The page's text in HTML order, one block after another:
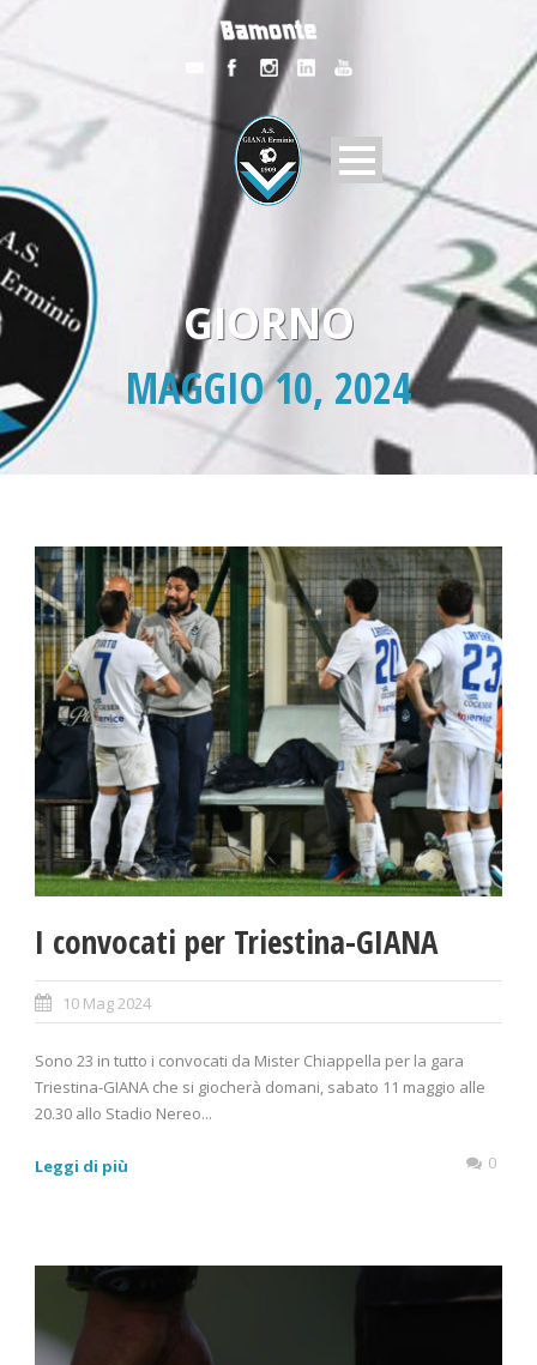
GIORNO
MAGGIO 10, 2024
I convocati per Triestina-GIANA
10 Mag 2024
Sono 23 in tutto i convocati da Mister Chiappella per la gara
Triestina-GIANA che si giocherà domani, sabato 11 maggio alle
20.30 allo Stadio Nereo...
Leggi di più 0